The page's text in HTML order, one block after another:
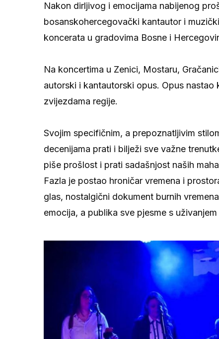
Nakon dirljivog i emocijama nabijenog
bosanskohercegovački kantautor i
koncerata u gradovima Bosne i
Na koncertima u Zenici, Mostaru,
autorski i kantautorski opus. Opus
zvijezdama regije.
Svojim specifičnim, a prepoznatljivim
decenijama prati i bilježi sve važne
piše prošlost i prati sadašnjost naših
Fazla je postao hroničar vremena i
glas, nostalgični dokument burnih
emocija, a publika sve pjesme s